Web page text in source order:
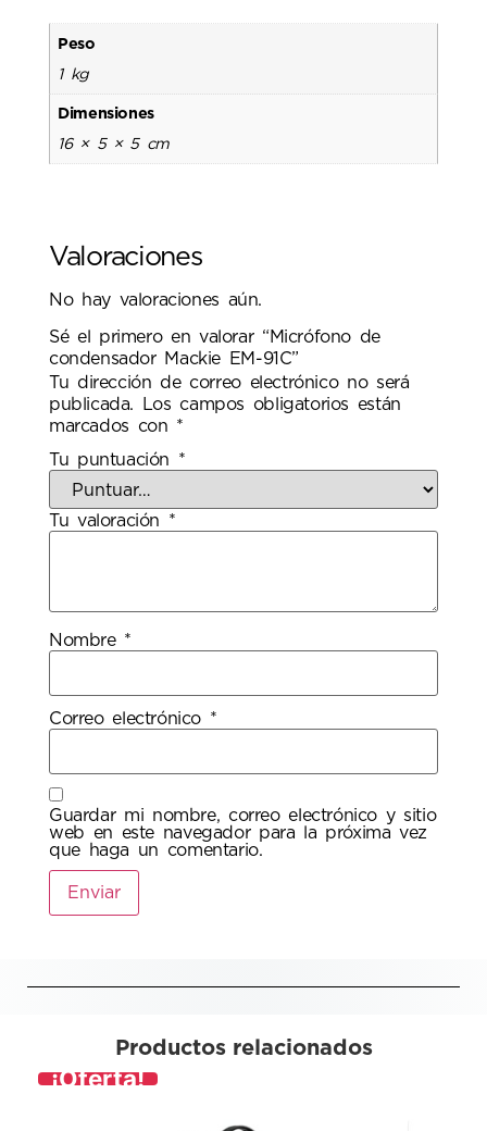
Peso
1 kg
Dimensiones
16 × 5 × 5 cm
Valoraciones
No hay valoraciones aún.
Sé el primero en valorar “Micrófono de
condensador Mackie EM-91C”
Tu dirección de correo electrónico no será
publicada.
Los campos obligatorios están
marcados con *
Tu puntuación *
Tu valoración *
Nombre *
Correo electrónico *
Guardar mi nombre, correo electrónico y sitio
web en este navegador para la próxima vez
que haga un comentario.
Productos relacionados
¡Oferta!